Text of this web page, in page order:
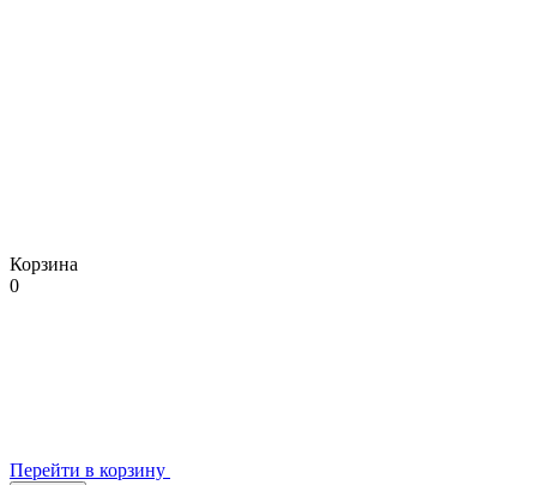
Корзина
0
Перейти в корзину